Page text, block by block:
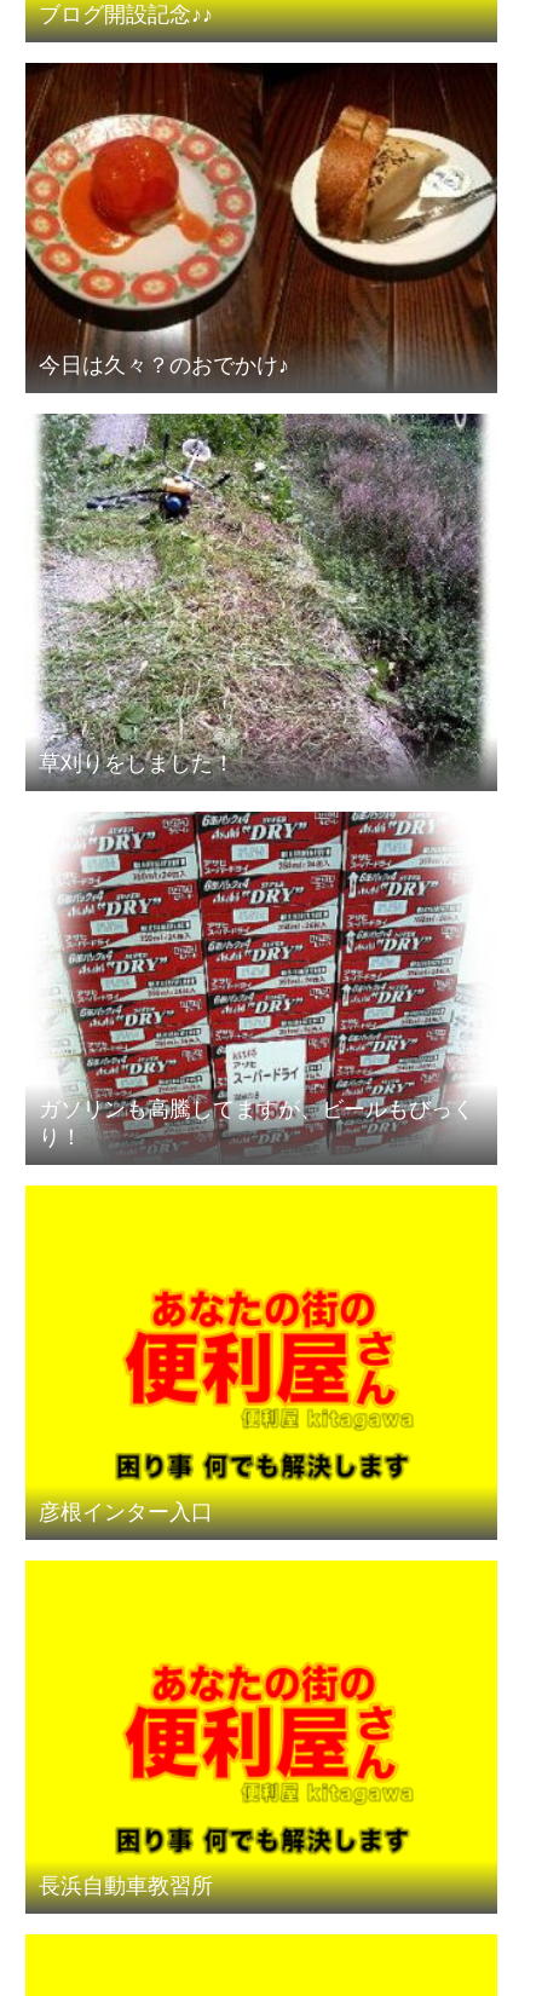
ブログ開設記念♪♪
今日は久々？のおでかけ♪
草刈りをしました！
ガソリンも高騰してますが、ビールもびっく
り！
彦根インター入口
長浜自動車教習所